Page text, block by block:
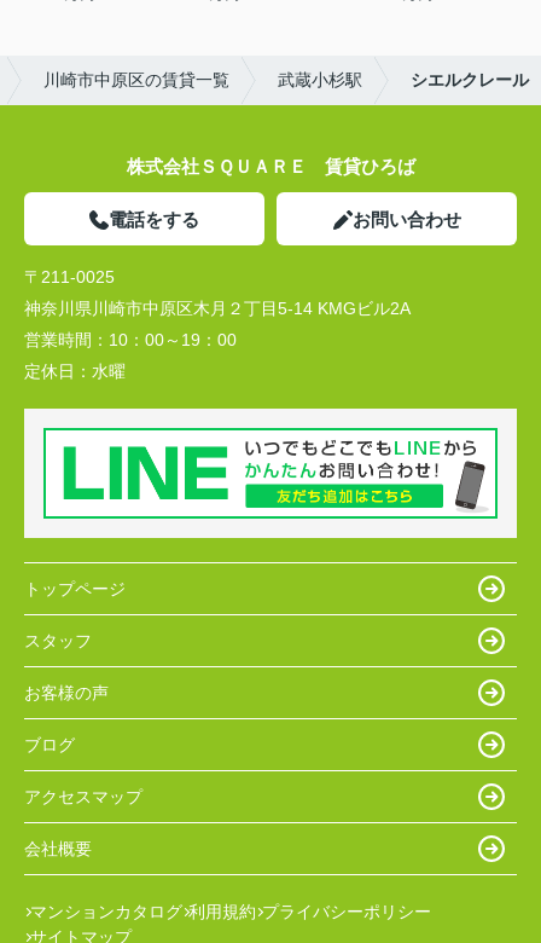
川崎市中原区の賃貸一覧 武蔵小杉駅 シエルクレール
株式会社ＳＱＵＡＲＥ 賃貸ひろば
電話をする お問い合わせ
〒211-0025
神奈川県川崎市中原区木月２丁目5-14 KMGビル2A
営業時間： 10：00～19：00
定休日： 水曜
トップページ
スタッフ
お客様の声
ブログ
アクセスマップ
会社概要
マンションカタログ 利用規約 プライバシーポリシー
サイトマップ